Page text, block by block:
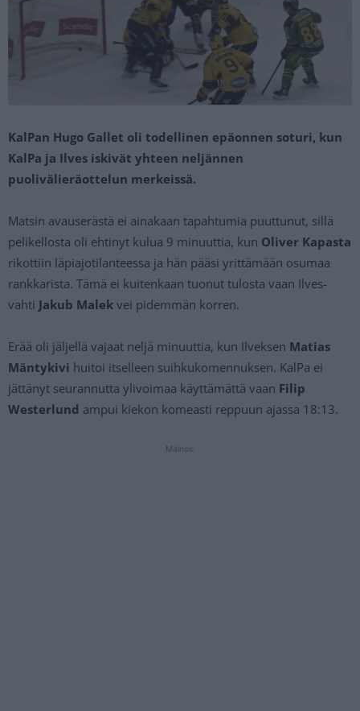
KalPan Hugo Gallet oli todellinen epäonnen soturi, kun
KalPa ja Ilves iskivät yhteen neljännen
puolivälieräottelun merkeissä.
Matsin avauserästä ei ainakaan tapahtumia puuttunut, sillä
pelikellosta oli ehtinyt kulua 9 minuuttia, kun Oliver Kapasta
rikottiin läpiajotilanteessa ja hän pääsi yrittämään osumaa
rankkarista. Tämä ei kuitenkaan tuonut tulosta vaan Ilves-
vahti Jakub Malek vei pidemmän korren.
Erää oli jäljellä vajaat neljä minuuttia, kun Ilveksen Matias
Mäntykivi huitoi itselleen suihkukomennuksen. KalPa ei
jättänyt seurannutta ylivoimaa käyttämättä vaan Filip
Westerlund ampui kiekon komeasti reppuun ajassa 18:13.
Mainos: